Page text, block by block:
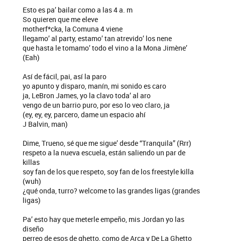
Esto es pa’ bailar como a las 4 a. m
So quieren que me eleve
motherf*cka, la Comuna 4 viene
llegamo’ al party, estamo’ tan atrevido’ los nene
que hasta le tomamo’ todo el vino a la Mona Jimène’
(Eah)
Así de fácil, pai, así la paro
yo apunto y disparo, manín, mi sonido es caro
ja, LeBron James, yo la clavo toda’ al aro
vengo de un barrio puro, por eso lo veo claro, ja
(ey, ey, ey, parcero, dame un espacio ahí
J Balvin, man)
Dime, Trueno, sé que me sigue’ desde “Tranquila” (Rrr)
respeto a la nueva escuela, están saliendo un par de
killas
soy fan de los que respeto, soy fan de los freestyle killa
(wuh)
¿qué onda, turro? welcome to las grandes ligas (grandes
ligas)
Pa’ esto hay que meterle empeño, mis Jordan yo las
diseño
perreo de esos de ghetto, como de Arca y De La Ghetto